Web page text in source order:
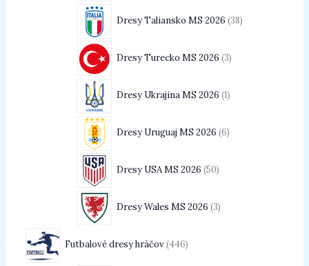
Dresy Taliansko MS 2026 38
Dresy Turecko MS 2026 3
Dresy Ukrajina MS 2026 1
Dresy Uruguaj MS 2026 6
Dresy USA MS 2026 50
Dresy Wales MS 2026 3
Futbalové dresy hráčov 446